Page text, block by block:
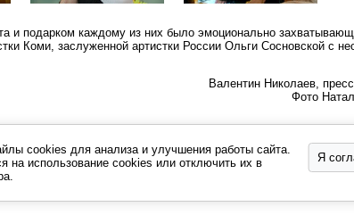
и подарком каждому из них было эмоционально
Коми, заслуженной артистки России Ольги Сосновской с
Валентин Николаев,
Фото
текста и нажмите комбинацию клавиш Ctrl+Enter
cookies для анализа и улучшения работы сайта.
на использование cookies или отключить их в
Я